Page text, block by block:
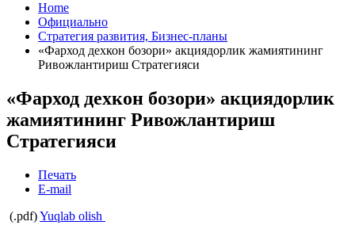
Home
Официально
Стратегия развития, Бизнес-планы
«Фарход дехкон бозори» акциядорлик жамиятининг
Ривожлантириш Стратегияси
«Фарход дехкон бозори» акциядорлик
жамиятининг Ривожлантириш
Стратегияси
Печать
E-mail
(.pdf)Yuqlab olish